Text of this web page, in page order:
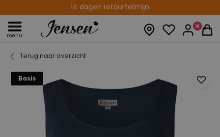
14 dagen retourtermijn
Gratis verzenden vanaf € 75,00
menu
Terug naar overzicht
Basis